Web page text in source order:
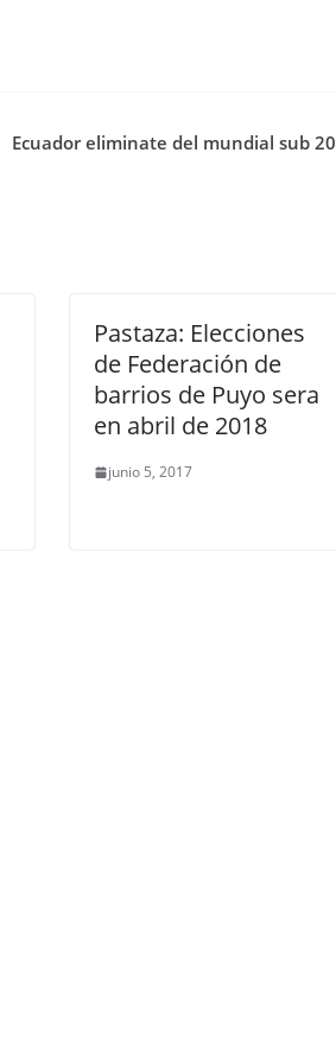
Ecuador eliminate del mundial sub 20
Pastaza: Elecciones
de Federación de
barrios de Puyo sera
en abril de 2018
junio 5, 2017